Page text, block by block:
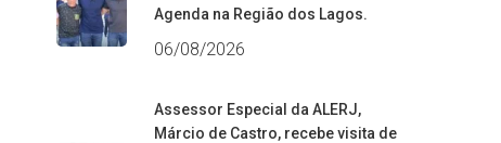
Agenda na Região dos Lagos.
06/08/2026
Assessor Especial da ALERJ,
Márcio de Castro, recebe visita de